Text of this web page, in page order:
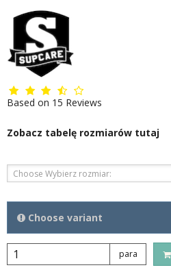
Based on 15 Reviews
Zobacz tabelę rozmiarów tutaj
Choose Wybierz rozmiar:
Choose variant
para